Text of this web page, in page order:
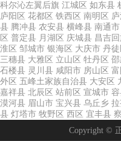
科尔沁左翼后旗 江城区 如东县
庐阳区 花都区 铁西区 南明区
县 腾冲县 农安县 横峰县 南通市
区 普定县 月湖区 庆城县 昌吉
淮区 邹城市 银海区 大庆市 丹徒
三穗县 大雅区 立山区 牡丹区
石楼县 灵川县 咸阳市 房山区 富
外区 五峰土家族自治县 大安区
嘉祥县 北辰区 站前区 宣城市
漠河县 眉山市 宝兴县 乌丘乡
县 灯塔市 牧野区 西区 宜丰县
Copyright ©